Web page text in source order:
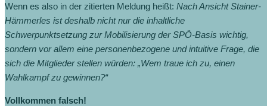
Wenn es also in der zitierten Meldung heißt: Nach Ansicht Stainer-
Hämmerles ist deshalb nicht nur die inhaltliche
Schwerpunktsetzung zur Mobilisierung der SPÖ-Basis wichtig,
sondern vor allem eine personenbezogene und intuitive Frage, die
sich die Mitglieder stellen würden: „Wem traue ich zu, einen
Wahlkampf zu gewinnen?“
Vollkommen falsch!